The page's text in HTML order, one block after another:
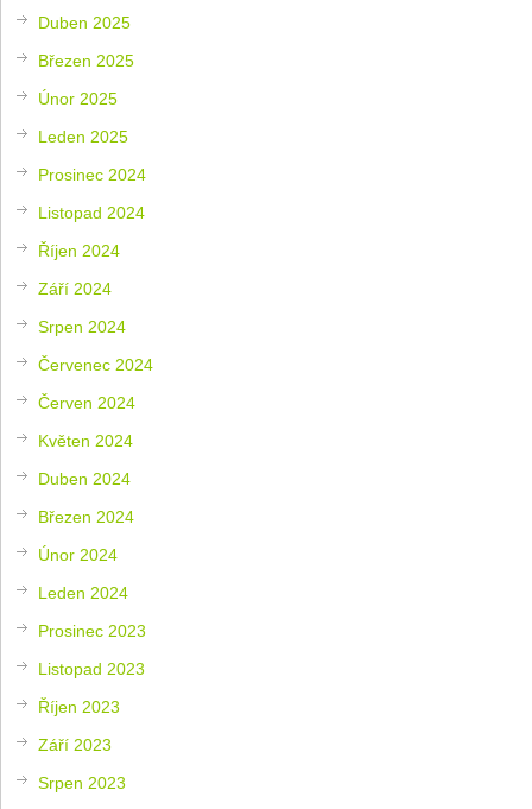
Duben 2025
Březen 2025
Únor 2025
Leden 2025
Prosinec 2024
Listopad 2024
Říjen 2024
Září 2024
Srpen 2024
Červenec 2024
Červen 2024
Květen 2024
Duben 2024
Březen 2024
Únor 2024
Leden 2024
Prosinec 2023
Listopad 2023
Říjen 2023
Září 2023
Srpen 2023